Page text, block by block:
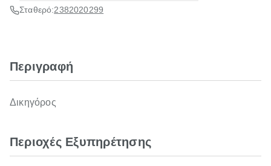
Σταθερό:2382020299
Περιγραφή
Δικηγόρος
Περιοχές Εξυπηρέτησης